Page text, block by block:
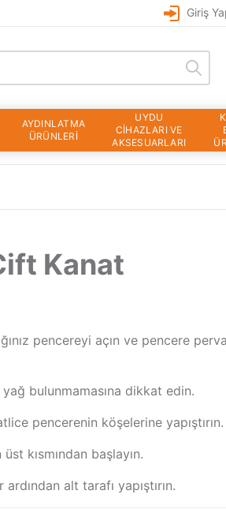
Giriş
AYDINLATMA
ÜRÜNLERİ
UYDU
CİHAZLARI VE
AKSESUARLARI
Kanat
pencereyi açın ve pencere
yağ bulunmamasına dikkat edin.
pencerenin köşelerine yapıştırın.
kısmından başlayın.
alt tarafı yapıştırın.